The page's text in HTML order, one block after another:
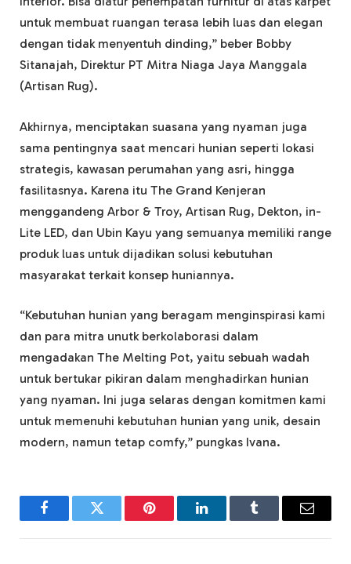
untuk membuat ruangan terasa lebih luas dan elegan
dengan tidak menyentuh dinding,” beber Bobby
Sitanajah, Direktur PT Mitra Niaga Jaya Manggala
(Artisan Rug).
Akhirnya, menciptakan suasana yang nyaman juga
sama pentingnya saat mencari hunian seperti lokasi
strategis, kawasan perumahan yang asri, hingga
fasilitasnya. Karena itu The Grand Kenjeran
menggandeng Arbor & Troy, Artisan Rug, Dekton, in-
Lite LED, dan Ubin Kayu yang semuanya memiliki range
produk luas untuk dijadikan solusi kebutuhan
masyarakat terkait konsep huniannya.
“Kebutuhan hunian yang beragam menginspirasi kami
dan para mitra unutk berkolaborasi dalam
mengadakan The Melting Pot, yaitu sebuah wadah
untuk bertukar pikiran dalam menghadirkan hunian
yang nyaman. Ini juga selaras dengan komitmen kami
untuk memenuhi kebutuhan hunian yang unik, desain
modern, namun tetap comfy,” pungkas Ivana.
FacebookTwitter Pinterest LinkedInTumblr Email